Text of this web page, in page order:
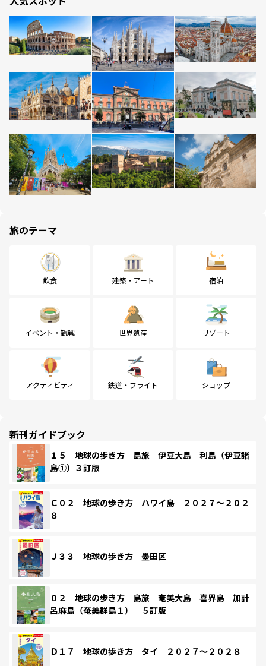
旅のテーマ
飲食 建築・アート 宿泊
イベント・観戦 世界遺産 リゾート
アクティビティ 鉄道・フライト ショップ
新刊ガイドブック
１５ 地球の歩き方 島旅 伊豆大島 利島（伊豆諸
島①）３訂版
Ｃ０２ 地球の歩き方 ハワイ島 ２０２７～２０２
８
Ｊ３３ 地球の歩き方 墨田区
０２ 地球の歩き方 島旅 奄美大島 喜界島 加計
呂麻島（奄美群島１） ５訂版
Ｄ１７ 地球の歩き方 タイ ２０２７～２０２８